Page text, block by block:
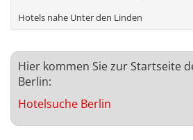
Hotels nahe Unter den Linden
Hier kommen Sie zur Startseite
Berlin:
Hotelsuche Berlin